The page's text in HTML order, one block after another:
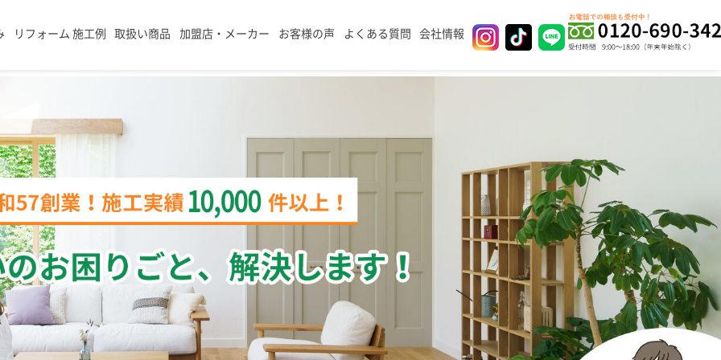
リフォーム 施工例 取扱い商品 加盟店・メーカー お客様の声 よくある質問 会社情報